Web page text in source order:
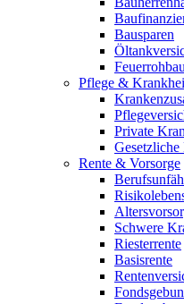
Bausparen
Pflege &
Private
Rente & Vorsorge
Schwere
Riesterrente
Basisrente